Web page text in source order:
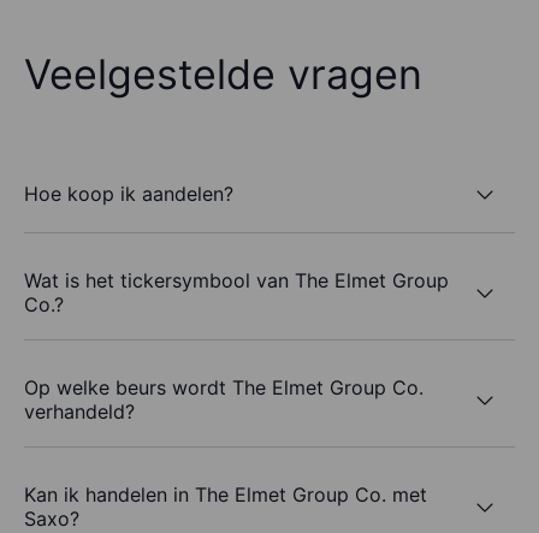
Veelgestelde vragen
Hoe koop ik aandelen?
Wat is het tickersymbool van The Elmet Group
Co.?
Op welke beurs wordt The Elmet Group Co.
verhandeld?
Kan ik handelen in The Elmet Group Co. met
Saxo?